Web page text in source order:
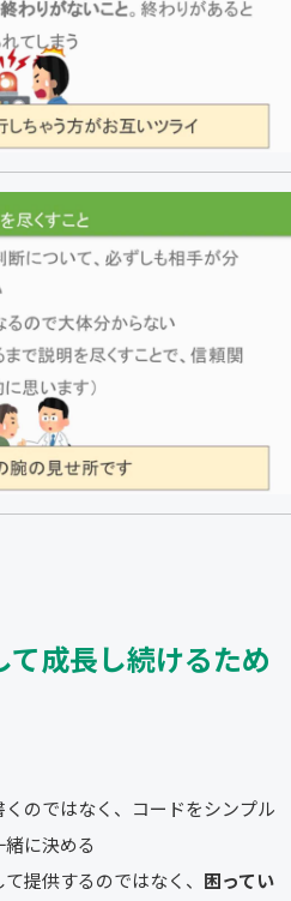
て成長し続けるため
のではなく、コードをシンプル
に決める
提供するのではなく、 困ってい